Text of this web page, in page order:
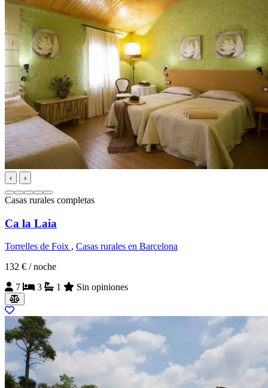
‹ ›
Casas rurales completas
Ca la Laia
Torrelles de Foix , Casas rurales en Barcelona
132 € / noche
7
3 1 Sin opiniones